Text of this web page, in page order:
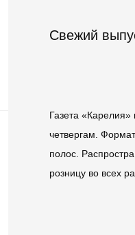
Свежий
Газета
четвергам.
полос.
розницу во всех